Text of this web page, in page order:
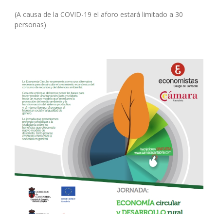
(A causa de la COVID-19 el aforo estará limitado a 30
personas)